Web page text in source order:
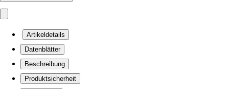
Artikeldetails
Datenblätter
Beschreibung
Produktsicherheit